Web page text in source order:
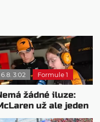
6.8. 3:02 Formule 1
žádné iluze:
už ale jeden
ze dna dokázal